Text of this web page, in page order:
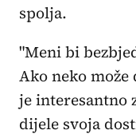
spolja.
"Meni bi
Ako neko
je interesantno
dijele svoja